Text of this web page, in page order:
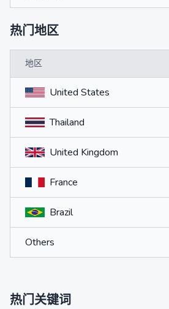
热门地区
地区
United States
Thailand
United Kingdom
France
Brazil
Others
热门关键词